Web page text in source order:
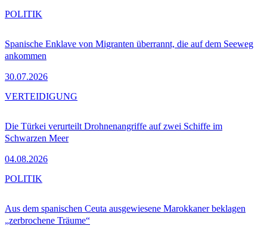
Spanische Enklave von Migranten überrannt, die auf dem Seeweg
ankommen
30.07.2026
POLITIK
Die Türkei verurteilt Drohnenangriffe auf zwei Schiffe im
Schwarzen Meer
04.08.2026
VERTEIDIGUNG
Aus dem spanischen Ceuta ausgewiesene Marokkaner beklagen
„zerbrochene Träume“
POLITIK